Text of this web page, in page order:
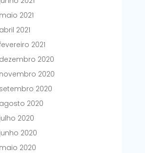
maio 2021
abril 2021
2021
dezembro 2020
novembro 2020
setembro 2020
agosto 2020
julho 2020
junho 2020
maio 2020